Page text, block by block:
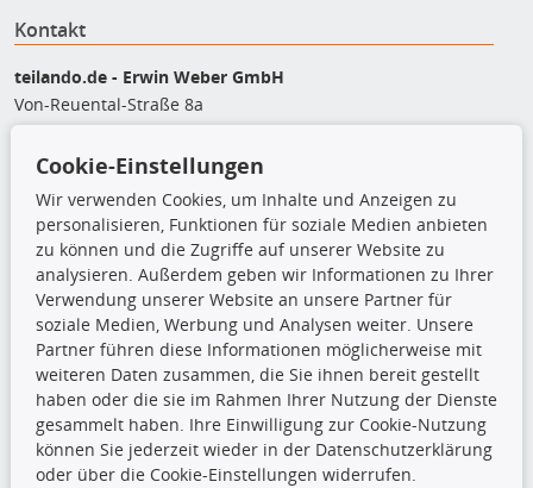
Kontakt
teilando.de - Erwin Weber GmbH
Von-Reuental-Straße 8a
85376 Hetzenhausen
+49 (0) 8165 / 5093200
Top Produkte
Beleuchtung
Bremsbeläge
Bremsscheiben
Kupplungssatz
Querlenker
Radlager
Stoßdämpfer
Cookie-Einstellungen
Wir verwenden Cookies, um Inhalte und Anzeigen zu
personalisieren, Funktionen für soziale Medien anbieten
zu können und die Zugriffe auf unserer Website zu
analysieren. Außerdem geben wir Informationen zu Ihrer
Verwendung unserer Website an unsere Partner für
soziale Medien, Werbung und Analysen weiter. Unsere
Partner führen diese Informationen möglicherweise mit
weiteren Daten zusammen, die Sie ihnen bereit gestellt
haben oder die sie im Rahmen Ihrer Nutzung der Dienste
gesammelt haben. Ihre Einwilligung zur Cookie-Nutzung
können Sie jederzeit wieder in der Datenschutzerklärung
oder über die Cookie-Einstellungen widerrufen.